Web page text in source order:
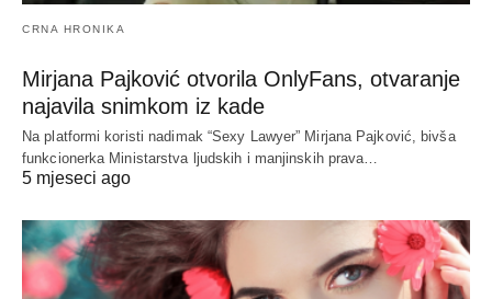
CRNA HRONIKA
Mirjana Pajković otvorila OnlyFans, otvaranje
najavila snimkom iz kade
Na platformi koristi nadimak “Sexy Lawyer” Mirjana Pajković, bivša
funkcionerka Ministarstva ljudskih i manjinskih prava…
5 mjeseci ago